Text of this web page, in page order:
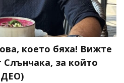
което бяха! Вижте
Слънчака, за който